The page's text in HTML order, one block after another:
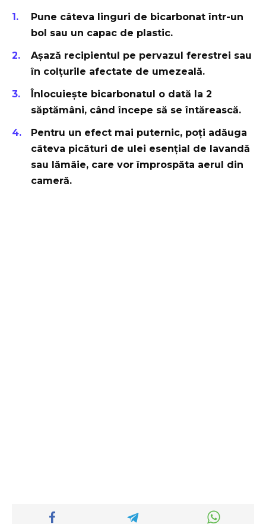
Pune câteva linguri de bicarbonat într-un
bol sau un capac de plastic.
Așază recipientul pe pervazul ferestrei sau
în colțurile afectate de umezeală.
Înlocuiește bicarbonatul o dată la 2
săptămâni, când începe să se întărească.
Pentru un efect mai puternic, poți adăuga
câteva picături de ulei esențial de lavandă
sau lămâie, care vor împrospăta aerul din
cameră.